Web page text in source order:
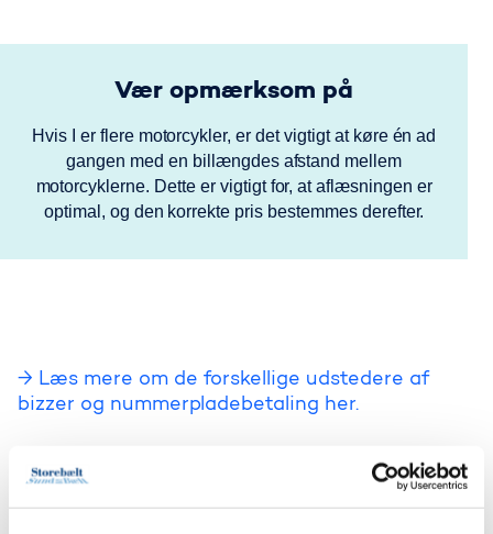
Vær opmærksom på
Hvis I er flere motorcykler, er det vigtigt at køre én ad
gangen med en billængdes afstand mellem
motorcyklerne. Dette er vigtigt for, at aflæsningen er
optimal, og den korrekte pris bestemmes derefter.
Læs mere om de forskellige
→ Læs mere om de forskellige udstedere af
bizzer og nummerpladebetaling her.
Hvis du kører på motorcykel